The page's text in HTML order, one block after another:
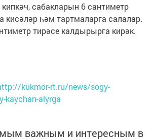
сабакларын 6 сантиметр
кисәләр һәм тартмаларга салалар.
тирәсе калдырырга кирәк.
kukmor-rt.ru/news/sogy-
kaychan-alyrga
важным и интересным в